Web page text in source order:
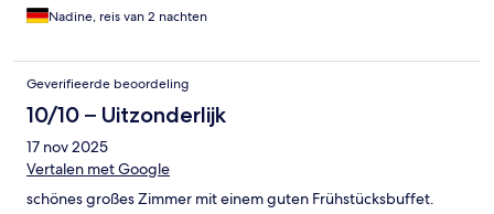
Nadine, reis van 2 nachten
Geverifieerde beoordeling
10/10 – Uitzonderlijk
17 nov 2025
Vertalen met Google
schönes großes Zimmer mit einem guten Frühstücksbuffet.